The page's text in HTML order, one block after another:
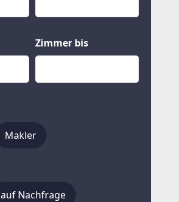
Zimmer bis
Makler
auf Nachfrage